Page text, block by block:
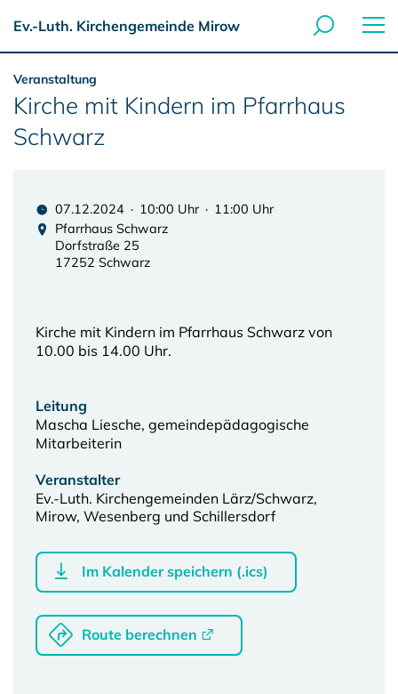
Ev.-Luth. Kirchengemeinde Mirow
Veranstaltung
Kirche mit Kindern im Pfarrhaus
Schwarz
07.12.2024 · 10:00 Uhr · 11:00 Uhr
Pfarrhaus Schwarz
Dorfstraße 25
17252 Schwarz
Kirche mit Kindern im Pfarrhaus Schwarz von
10.00 bis 14.00 Uhr.
Leitung
Mascha Liesche, gemeindepädagogische
Mitarbeiterin
Veranstalter
Ev.-Luth. Kirchengemeinden Lärz/Schwarz,
Mirow, Wesenberg und Schillersdorf
Im Kalender speichern (.ics)
Route berechnen